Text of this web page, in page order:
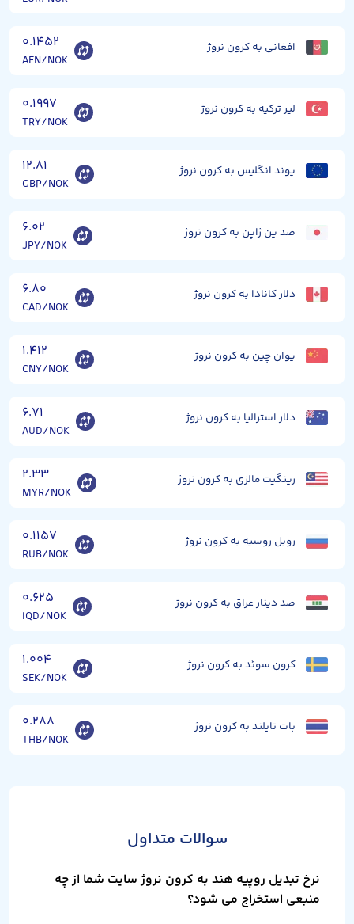
افغانی به کرون نروژ ۰.۱۴۵۲
AFN/NOK
لیر ترکیه به کرون نروژ ۰.۱۹۹۷
TRY/NOK
پوند انگلیس به کرون نروژ ۱۲.۸۱
GBP/NOK
صد ین ژاپن به کرون نروژ ۶.۰۲
JPY/NOK
دلار کانادا به کرون نروژ ۶.۸۰
CAD/NOK
یوان چین به کرون نروژ ۱.۴۱۲
CNY/NOK
دلار استرالیا به کرون نروژ ۶.۷۱
AUD/NOK
رینگیت مالزی به کرون نروژ ۲.۳۳
MYR/NOK
روبل روسیه به کرون نروژ ۰.۱۱۵۷
RUB/NOK
صد دینار عراق به کرون نروژ ۰.۶۲۵
IQD/NOK
کرون سوئد به کرون نروژ ۱.۰۰۴
SEK/NOK
بات تایلند به کرون نروژ ۰.۲۸۸
THB/NOK
سوالات متداول
نرخ تبدیل روپیه هند به کرون نروژ سایت شما از چه
منبعی استخراج می شود؟